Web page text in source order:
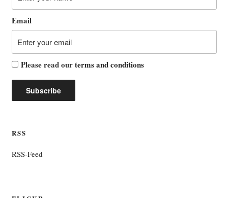
Email
Please read ourterms and conditions
RSS
RSS-Feed